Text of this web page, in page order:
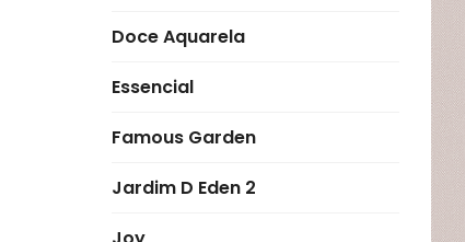
Doce Aquarela
Essencial
Famous Garden
Jardim D Eden 2